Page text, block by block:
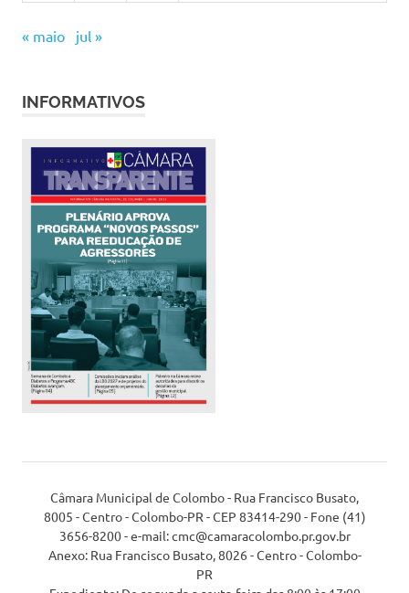
« maio jul »
INFORMATIVOS
Câmara Municipal de Colombo - Rua Francisco Busato,
8005 - Centro - Colombo-PR - CEP 83414-290 - Fone (41)
3656-8200 - e-mail: cmc@camaracolombo.pr.gov.br
Anexo: Rua Francisco Busato, 8026 - Centro - Colombo-
PR